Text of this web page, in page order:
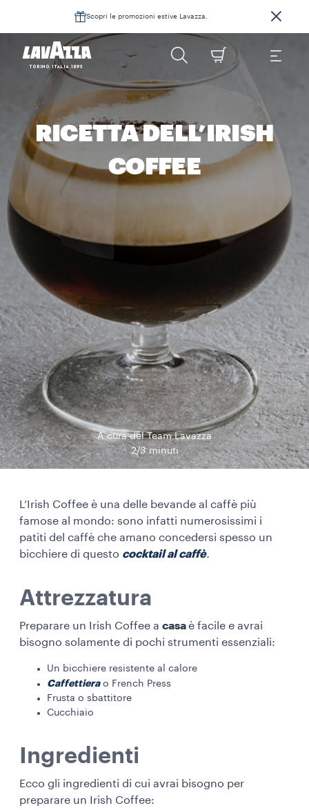
Scopri le promozioni estive Lavazza.
RICETTA DELL’IRISH
COFFEE
A cura del Team Lavazza
2/3 minuti
L’Irish Coffee è una delle bevande al caffè più
famose al mondo: sono infatti numerosissimi i
patiti del caffè che amano concedersi spesso un
bicchiere di questo cocktail al caffè.
Attrezzatura
Preparare un Irish Coffee a casaè facile e avrai
bisogno solamente di pochi strumenti essenziali:
Un bicchiere resistente al calore
Caffettiera o French Press
Frusta o sbattitore
Cucchiaio
Ingredienti
Ecco gli ingredienti di cui avrai bisogno per
preparare un Irish Coffee: